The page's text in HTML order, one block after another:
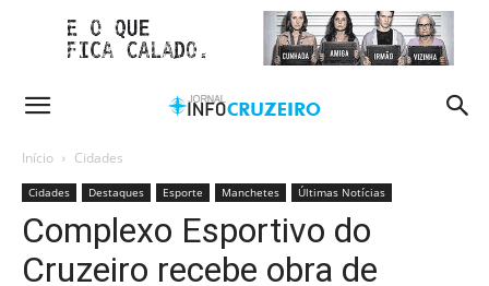
Início Cidades
Cidades Destaques Esporte Manchetes Últimas Notícias
Complexo Esportivo do
Cruzeiro recebe obra de